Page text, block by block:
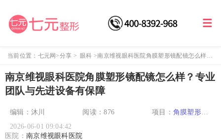
当前位置： 七元网>分享 > 眼科 >南京维视眼科医院角膜塑形镜配镜怎么样？
南京维视眼科医院角膜塑形镜配镜怎么样？专业
团队与先进设备有保障
编辑：沐川 阅读：876 项目： 角膜塑形镜
2026-06-01 09:04:42
医院： 南京维视眼科医院